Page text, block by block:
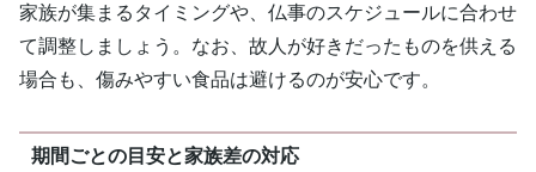
家族が集まるタイミングや、仏事のスケジュールに合わせ
て調整しましょう。なお、故人が好きだったものを供える
場合も、傷みやすい食品は避けるのが安心です。
期間ごとの目安と家族差の対応